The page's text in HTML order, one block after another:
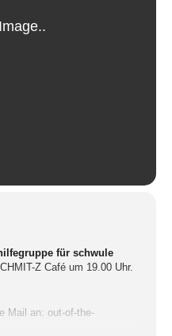
für schwule
Z Café um 19.00 Uhr.
Mail an: out-of-the-